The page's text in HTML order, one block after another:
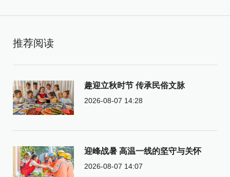
推荐阅读
趣迎立秋时节 传承民俗文脉
2026-08-07 14:28
迎峰战暑 高温一线的坚守与关怀
2026-08-07 14:07